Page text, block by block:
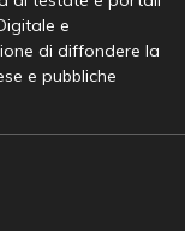
e
di diffondere la
e pubbliche